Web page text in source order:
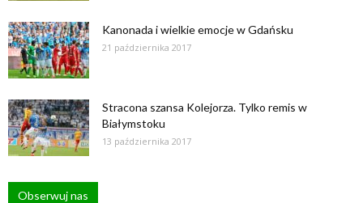
Kanonada i wielkie emocje w Gdańsku
21 października 2017
Stracona szansa Kolejorza. Tylko remis w
Białymstoku
13 października 2017
Obserwuj nas